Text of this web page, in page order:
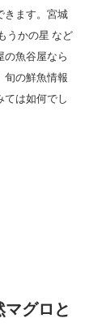
きます。宮城
うかの星 など
の魚谷屋なら
の鮮魚情報
ては如何でし
グロと